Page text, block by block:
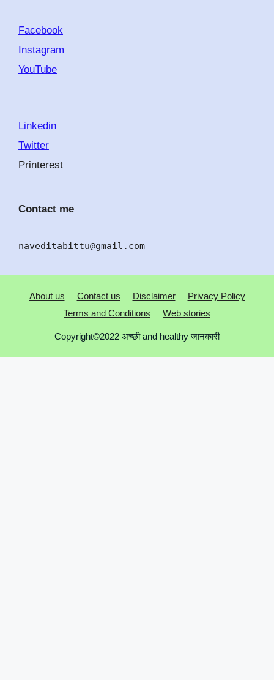
Facebook
Instagram
YouTube
Linkedin
Twitter
Printerest
Contact me
naveditabittu@gmail.com
About us Contact us Disclaimer
Privacy Policy
Terms and Conditions
Web stories
Copyright©2022 अच्छी and healthy जानकारी